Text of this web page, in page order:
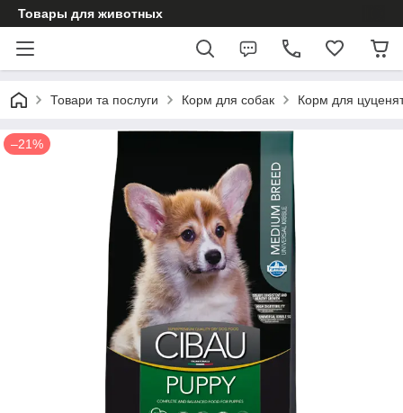
Товары для животных
Товари та послуги Корм для собак Корм для
–21%